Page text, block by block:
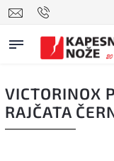
VICTORINOX
RAJČATA